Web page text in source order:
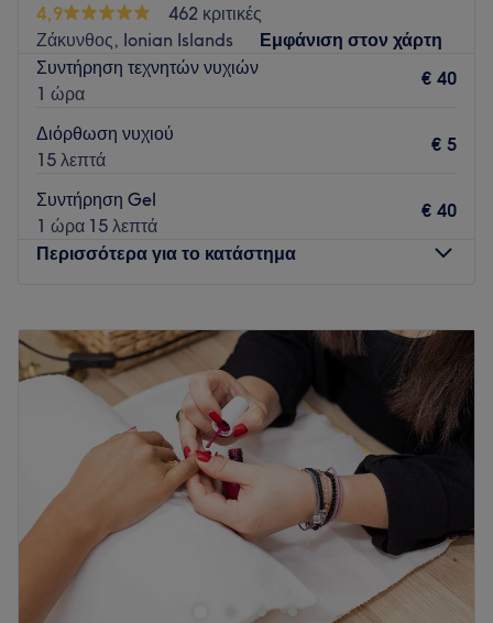
4,9
462 κριτικές
Ζάκυνθος, Ionian Islands
Εμφάνιση στον χάρτη
Συντήρηση τεχνητών νυχιών
1 ώρα
€ 40
Διόρθωση νυχιού
15 λεπτά
€ 5
Συντήρηση Gel
1 ώρα 15 λεπτά
€ 40
Περισσότερα για το κατάστημα
Τρίτη
08:00
20:00
Τετάρτη
20:00
Πέμπτη
20:00
08:00
18:30
Σάββατο
08:00–18:30
Κυριακή
Κλειστό
Απόλαυσε μια μοναδική εμπειρία ομορφιάς στο Arti e Viso
Beauty & Nails Salon. Το κατάστημα προσφέρει υπηρεσίες
μανικιούρ και πεντικιούρ για όλες τις ανάγκες και τα γούστα,
ενώ ακόμα μπορείς να απολαύσεις και υπηρεσίες